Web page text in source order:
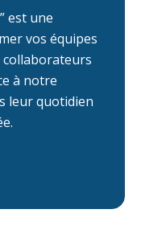
est une
vos équipes
collaborateurs
à notre
leur quotidien